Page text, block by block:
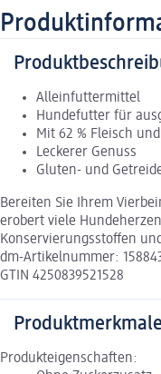
Alleinfuttermittel
Hundefutter für
Mit 62 % Fleisch
Leckerer Genuss
Gluten- und
Bereiten Sie Ihrem
erobert viele
Konservierungsstoffen
dm-Artikelnummer:
GTIN 4250839521528
Produktmerkmale
Produkteigenschaften: